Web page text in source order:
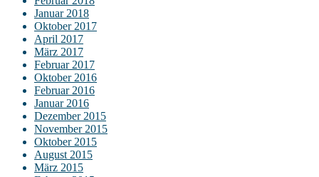
Januar 2018
Oktober 2017
April 2017
März 2017
Februar 2017
Oktober 2016
Februar 2016
Januar 2016
Dezember 2015
November 2015
Oktober 2015
August 2015
März 2015